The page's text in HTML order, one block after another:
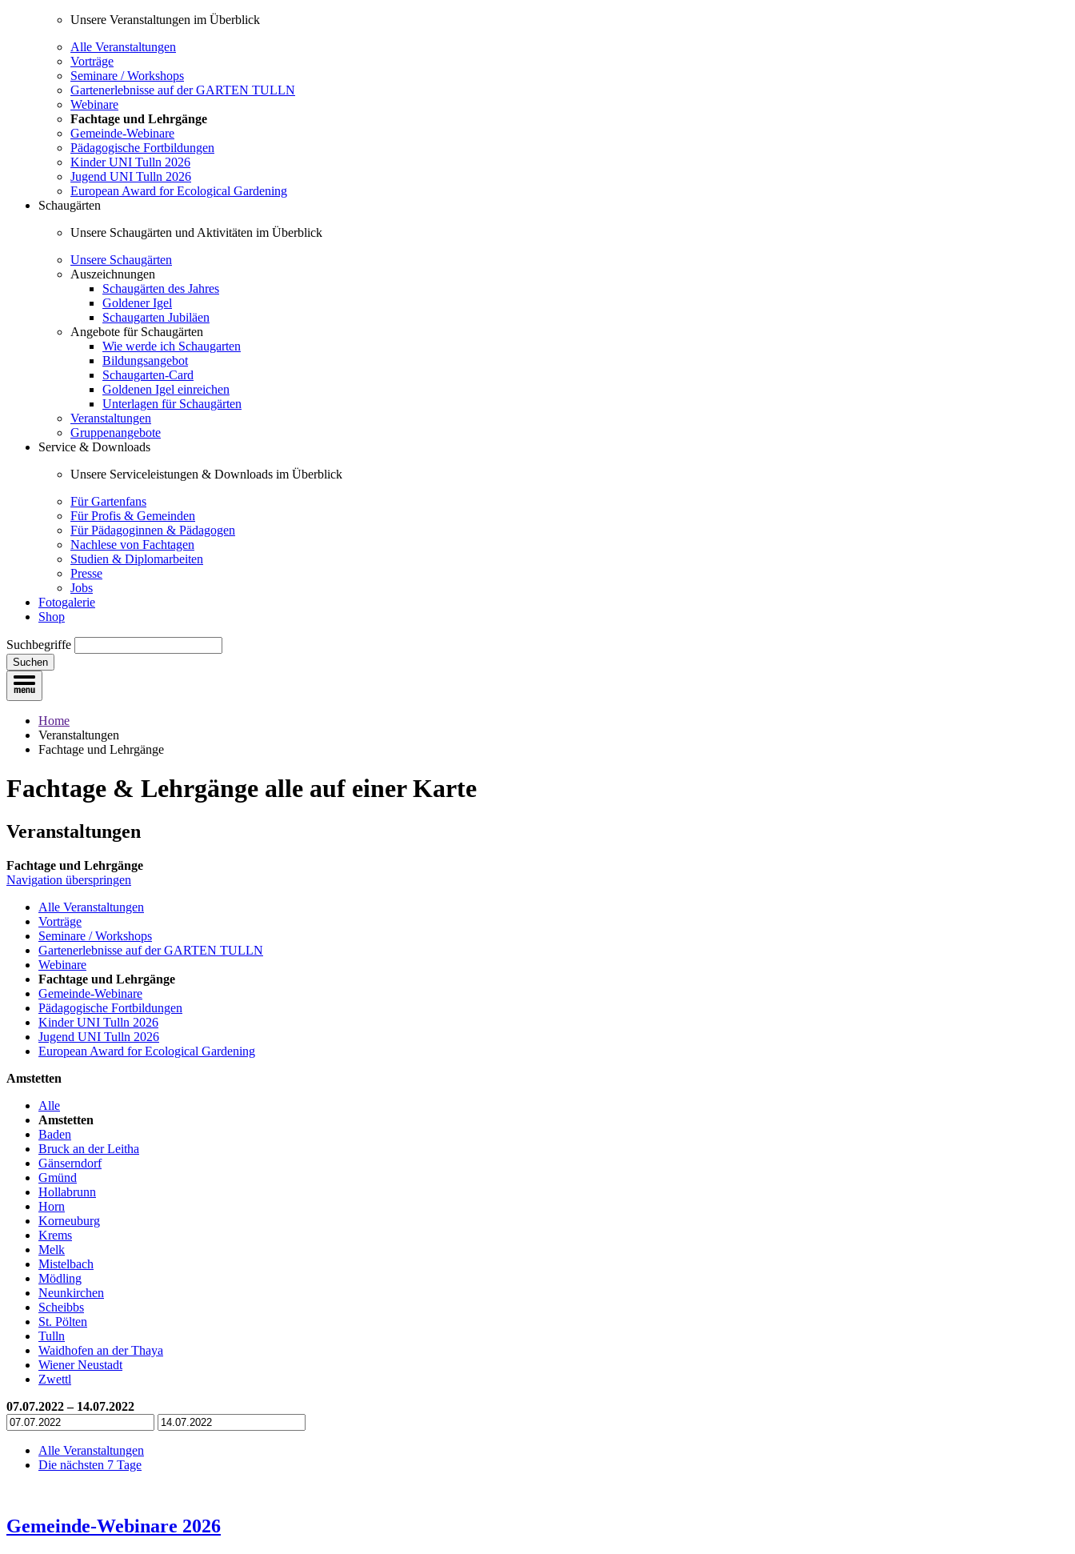
Unsere Veranstaltungen im Überblick
Alle Veranstaltungen
Vorträge
Seminare / Workshops
Gartenerlebnisse auf der GARTEN TULLN
Webinare
Fachtage und Lehrgänge
Gemeinde-Webinare
Pädagogische Fortbildungen
Kinder UNI Tulln 2026
Jugend UNI Tulln 2026
European Award for Ecological Gardening
Schaugärten
Unsere Schaugärten und Aktivitäten im Überblick
Unsere Schaugärten
Auszeichnungen
Schaugärten des Jahres
Goldener Igel
Schaugarten Jubiläen
Angebote für Schaugärten
Wie werde ich Schaugarten
Bildungsangebot
Schaugarten-Card
Goldenen Igel einreichen
Unterlagen für Schaugärten
Veranstaltungen
Gruppenangebote
Service & Downloads
Unsere Serviceleistungen & Downloads im Überblick
Für Gartenfans
Für Profis & Gemeinden
Für Pädagoginnen & Pädagogen
Nachlese von Fachtagen
Studien & Diplomarbeiten
Presse
Jobs
Fotogalerie
Shop
Suchbegriffe
Suchen
Home
Veranstaltungen
Fachtage und Lehrgänge
Fachtage & Lehrgänge alle auf einer Karte
Veranstaltungen
Fachtage und Lehrgänge
Navigation überspringen
Alle Veranstaltungen
Vorträge
Seminare / Workshops
Gartenerlebnisse auf der GARTEN TULLN
Webinare
Fachtage und Lehrgänge
Gemeinde-Webinare
Pädagogische Fortbildungen
Kinder UNI Tulln 2026
Jugend UNI Tulln 2026
European Award for Ecological Gardening
Amstetten
Alle
Amstetten
Baden
Bruck an der Leitha
Gänserndorf
Gmünd
Hollabrunn
Horn
Korneuburg
Krems
Melk
Mistelbach
Mödling
Neunkirchen
Scheibbs
St. Pölten
Tulln
Waidhofen an der Thaya
Wiener Neustadt
Zwettl
07.07.2022 – 14.07.2022
Alle Veranstaltungen
Die nächsten 7 Tage
Gemeinde-Webinare 2026